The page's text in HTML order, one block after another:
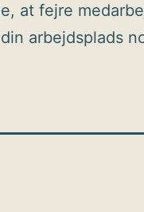
at fejre
arbejdsplads